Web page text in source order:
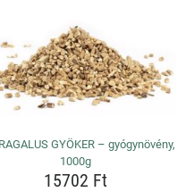
GYÖKER – gyógynövény,
1000g
15702 Ft